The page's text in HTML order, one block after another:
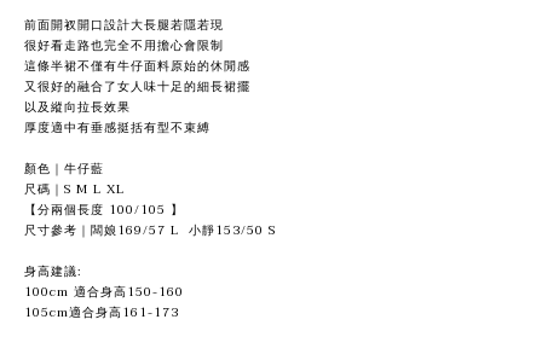
前面開衩開口設計大長腿若隱若現
很好看走路也完全不用擔心會限制
這條半裙不僅有牛仔面料原始的休閒感
又很好的融合了女人味十足的細長裙擺
以及縱向拉長效果
厚度適中有垂感挺括有型不束縛
顏色｜牛仔藍
尺碼｜S M L XL
【分兩個長度 100/105 】
尺寸參考｜闆娘169/57 L 小靜153/50 S
身高建議:
100cm 適合身高150-160
105cm適合身高161-173